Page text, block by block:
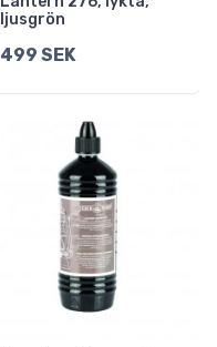
ljusgrön
499 SEK